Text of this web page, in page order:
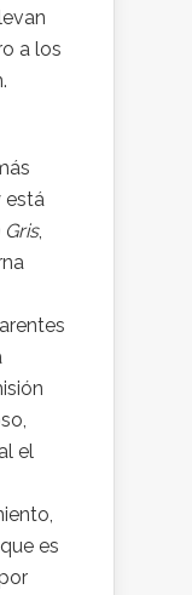
a los
está
,
el
que es